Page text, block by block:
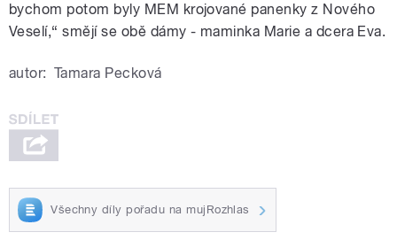
bychom potom byly MEM krojované panenky z Nového
Veselí,“ smějí se obě dámy - maminka Marie a dcera Eva.
autor: Tamara Pecková
Všechny díly pořadu na mujRozhlas